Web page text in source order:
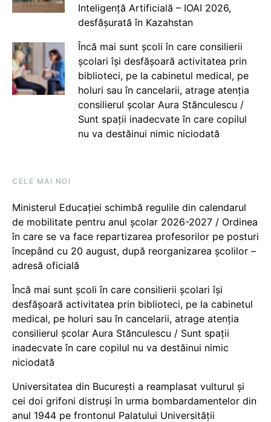
Inteligență Artificială – IOAI 2026,
desfășurată în Kazahstan
Încă mai sunt școli în care consilierii
școlari își desfășoară activitatea prin
biblioteci, pe la cabinetul medical, pe
holuri sau în cancelarii, atrage atenția
consilierul școlar Aura Stănculescu /
Sunt spații inadecvate în care copilul
nu va destăinui nimic niciodată
CELE MAI NOI
Ministerul Educației schimbă regulile din calendarul
de mobilitate pentru anul școlar 2026-2027 / Ordinea
în care se va face repartizarea profesorilor pe posturi
începând cu 20 august, după reorganizarea școlilor –
adresă oficială
Încă mai sunt școli în care consilierii școlari își
desfășoară activitatea prin biblioteci, pe la cabinetul
medical, pe holuri sau în cancelarii, atrage atenția
consilierul școlar Aura Stănculescu / Sunt spații
inadecvate în care copilul nu va destăinui nimic
niciodată
Universitatea din București a reamplasat vulturul și
cei doi grifoni distruși în urma bombardamentelor din
anul 1944 pe frontonul Palatului Universității